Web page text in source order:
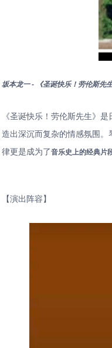
坂本⻰⼀ - 《圣诞快乐！劳伦斯先⽣
《圣诞快乐！劳伦斯先生》是
造出深沉而复杂的情感氛围。
律更是成为了音乐史上的经典片
【演出阵容】